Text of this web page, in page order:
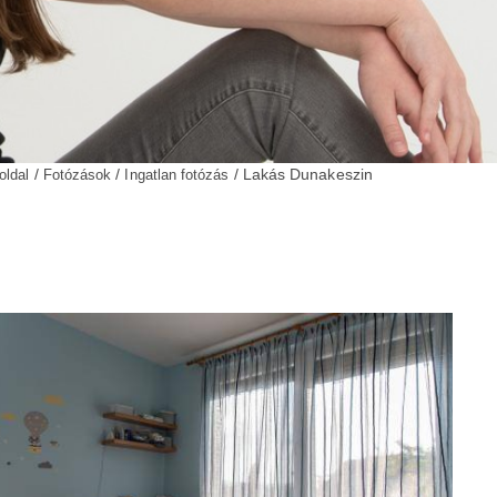
/ Fotózások / Ingatlan fotózás / Lakás Dunakeszin